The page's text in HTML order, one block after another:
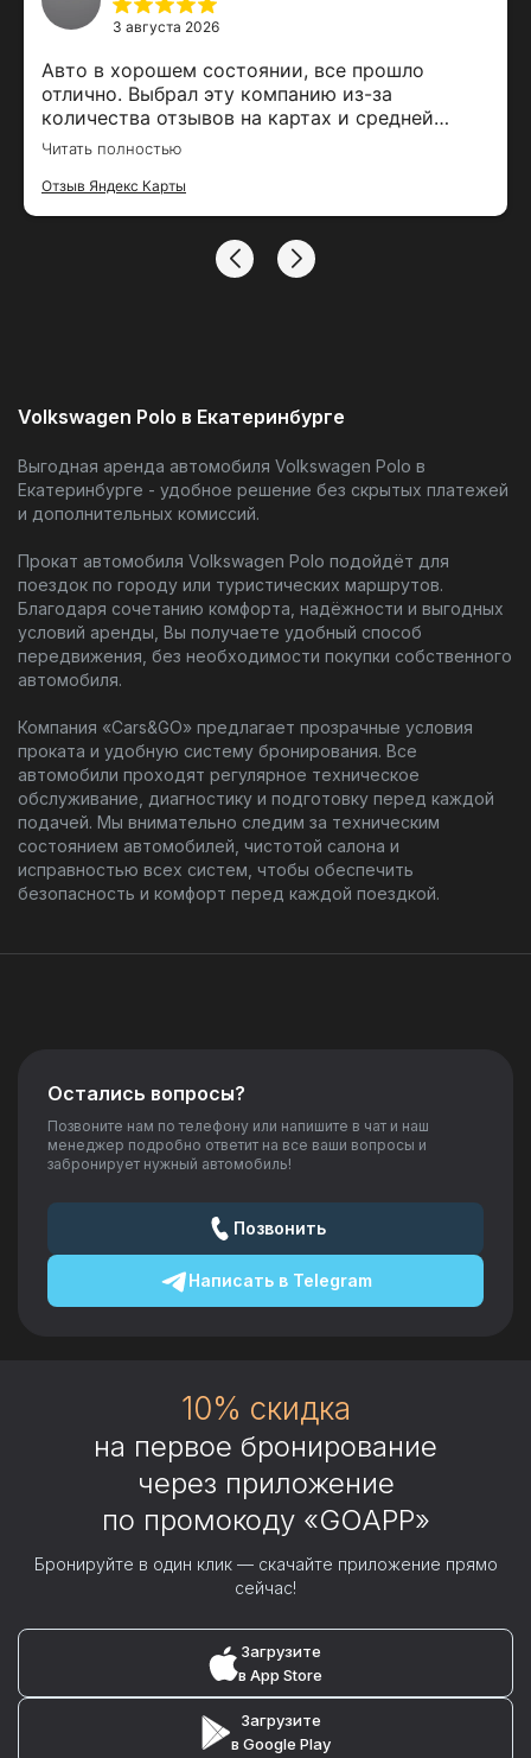
3 августа 2026
Авто в хорошем состоянии, все прошло
отлично. Выбрал эту компанию из-за
количества отзывов на картах и средней
оценки. Залог вернули вовремя, спасибо за
Читать полностью
Отзыв Яндекс Карты
Volkswagen Polo в Екатеринбурге
Выгодная аренда автомобиля Volkswagen Polo в
Екатеринбурге - удобное решение без скрытых платежей
и дополнительных комиссий.
Прокат автомобиля Volkswagen Polo подойдёт для
поездок по городу или туристических маршрутов.
Благодаря сочетанию комфорта, надёжности и выгодных
условий аренды, Вы получаете удобный способ
передвижения, без необходимости покупки собственного
автомобиля.
Компания «Cars&GO» предлагает прозрачные условия
проката и удобную систему бронирования. Все
автомобили проходят регулярное техническое
обслуживание, диагностику и подготовку перед каждой
подачей. Мы внимательно следим за техническим
состоянием автомобилей, чистотой салона и
исправностью всех систем, чтобы обеспечить
безопасность и комфорт перед каждой поездкой.
Остались вопросы?
Позвоните нам по телефону или напишите в чат и наш
менеджер подробно ответит на все ваши вопросы и
забронирует нужный автомобиль!
Позвонить
Написать вTelegram
10% скидка
на первое бронирование
через приложение
по промокоду «GOAPP»
Бронируйте в один клик — скачайте приложение прямо
сейчас!
Загрузите
в App Store
Загрузите
в Google Play